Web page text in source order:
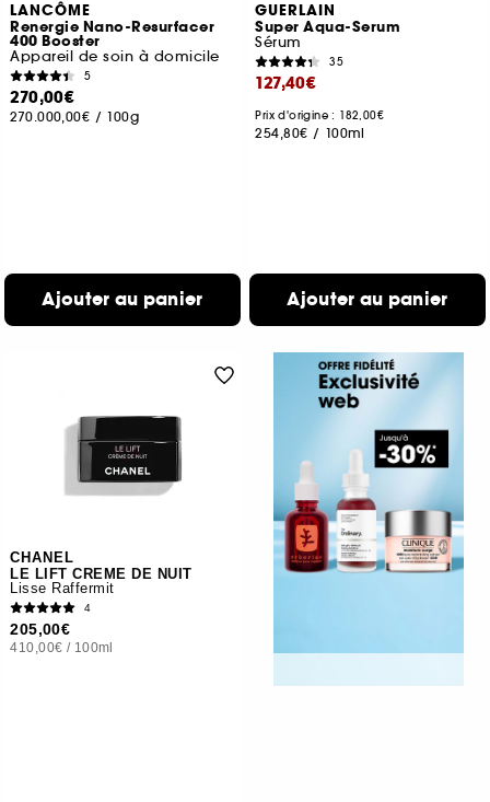
LANCÔME
Renergie Nano-Resurfacer
400 Booster
Appareil de soin à domicile
5
270,00€
270.000,00€ / 100g
Ajouter au panier
GUERLAIN
Super Aqua-Serum
Sérum
35
127,40€
Prix d'origine : 182,00€
254,80€ / 100ml
Ajouter au panier
CHANEL
LE LIFT CREME DE NUIT
Lisse Raffermit
4
205,00€
410,00€ / 100ml